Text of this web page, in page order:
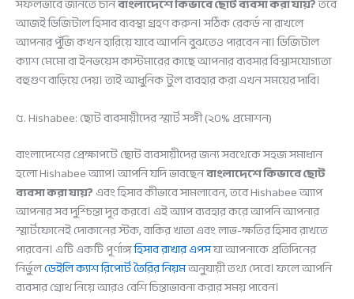
সফলভাবে জানতে চানবাংলাদেশে কিভাবে ছোট ব্যবসা করা যায়?তবে
আজই ডিজিটাল হিসাব ব্যবস্থা গ্রহণ করুন। সঠিক রেকর্ড না রাখলে
আপনার পুঁজি কখন হারিয়ে যাবে আপনি বুঝতেও পারবেন না। ডিজিটাল
ক্যাশ মেমো বা ইনভয়েস কাস্টমারের কাছে আপনার ব্যবসার বিশ্বাসযোগ্যতা
বহুগুণ বাড়িয়ে দেয়। তাই আধুনিক টুল ব্যবহার করা এখন সময়ের দাবি।
৫. Hishabee: ছোট ব্যবসায়ীদের স্মার্ট সঙ্গী (২০% প্রমোশন)
বাংলাদেশের প্রেক্ষাপটে ছোট ব্যবসায়ীদের জন্য সবথেকে সহজ সমাধান
হলো Hishabee অ্যাপ। আপনি যদি ভাবছেনবাংলাদেশে কিভাবে ছোট
ব্যবসা করা যায়?এবং হিসাব কীভাবে সামলাবেন, তবে Hishabee অ্যাপ
আপনার সব দুশ্চিন্তা দূর করবে। এই অ্যাপ ব্যবহার করে আপনি আপনার
স্মার্টফোনেই দোকানের স্টক, বাকির খাতা এবং লাভ-ক্ষতির হিসাব রাখতে
পারবেন। এটি একটি পূর্ণাঙ্গহিসাব রাখার এপসযা আপনাকে প্রতিদিনের
নির্ভুলডেইলি ক্যাশ রিপোর্ট তৈরির নিয়মঅনুযায়ী তথ্য দেবে। ফলে আপনি
ব্যবসার গ্রোথ নিয়ে আরও বেশি চিন্তাভাবনা করার সময় পাবেন।